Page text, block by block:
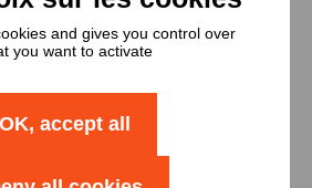
et
de
and gives you control over
you want to activate
OK, accept all